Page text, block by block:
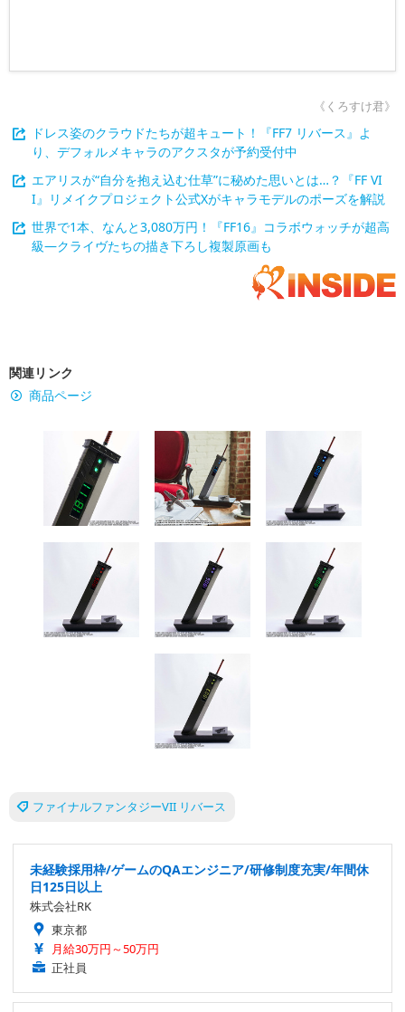
《くろすけ君》
ドレス姿のクラウドたちが超キュート！『FF7 リバース』よ
り、デフォルメキャラのアクスタが予約受付中
エアリスが“自分を抱え込む仕草”に秘めた思いとは…？『FF VI
I』リメイクプロジェクト公式Xがキャラモデルのポーズを解説
世界で1本、なんと3,080万円！『FF16』コラボウォッチが超高
級―クライヴたちの描き下ろし複製原画も
関連リンク
商品ページ
ファイナルファンタジーVII リバース
未経験採用枠/ゲームのQAエンジニア/研修制度充実/年間休
日125日以上
株式会社RK
東京都
月給30万円～50万円
正社員